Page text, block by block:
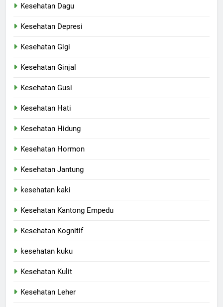
Kesehatan Dagu
Kesehatan Depresi
Kesehatan Gigi
Kesehatan Ginjal
Kesehatan Gusi
Kesehatan Hati
Kesehatan Hidung
Kesehatan Hormon
Kesehatan Jantung
kesehatan kaki
Kesehatan Kantong Empedu
Kesehatan Kognitif
kesehatan kuku
Kesehatan Kulit
Kesehatan Leher